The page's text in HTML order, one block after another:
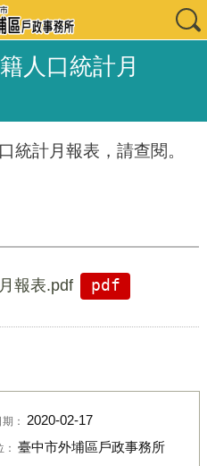
人口統計月
統計月報表，請查閱。
報表.pdf
pdf
： 2020-02-17
臺中市外埔區戶政事務所